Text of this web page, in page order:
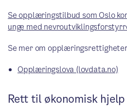
Se opplæringstilbud som Oslo
unge med
Se mer om
Opplæringslova (lovdata.no)
Rett til økonomisk hjelp